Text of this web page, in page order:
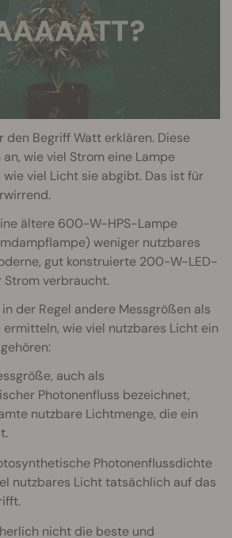
den Begriff Watt erklären. Diese
wie viel Strom eine Lampe
viel Licht sie abgibt. Das ist für
ältere 600-W-HPS-Lampe
weniger nutzbares
gut konstruierte 200-W-LED-
Strom verbraucht.
der Regel andere Messgrößen als
ermitteln, wie viel nutzbares Licht ein
auch als
Photonenfluss bezeichnet,
nutzbare Lichtmenge, die ein
Photonenflussdichte
nutzbares Licht tatsächlich auf das
nicht die beste und